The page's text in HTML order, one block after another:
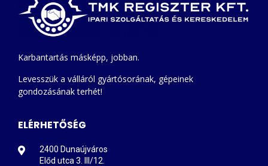
Karbantartás másképp, jobban.
Levesszük a válláról gyártósorának, gépeinek
gondozásának terhét!
ELÉRHETŐSÉG
2400 Dunaújváros
Előd utca 3. III/12.